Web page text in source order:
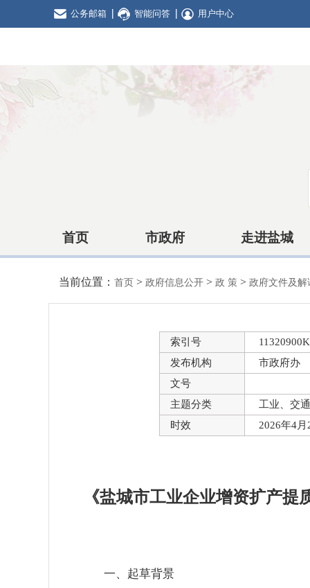
公务邮箱 智能问答 用户中心
首页 市政府 走进盐城
当前位置： 首页 > 政府信息公开 > 政 策 > 政府文件及
索引号
发布机构
市政府办
文号
主题分类
工业、交通
时效
2026年4
《盐城市工业企业增资扩产提
一、起草背景